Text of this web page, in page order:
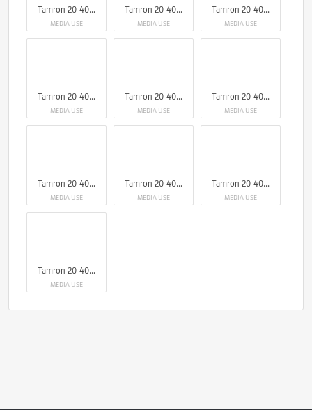
Tamron 20-40mm F/2.8 Di III VXD
MEDIA USE
Tamron 20-40mm F/2.8 Di III VXD
MEDIA USE
Tamron 20-40mm F/2.8 Di III VXD
MEDIA USE
Tamron 20-40mm F/2.8 Di III VXD
MEDIA USE
Tamron 20-40mm F/2.8 Di III VXD
MEDIA USE
Tamron 20-40mm F/2.8 Di III VXD
MEDIA USE
Tamron 20-40mm F/2.8 Di III VXD
MEDIA USE
Tamron 20-40mm F/2.8 Di III VXD
MEDIA USE
Tamron 20-40mm F/2.8 Di III VXD
MEDIA USE
Tamron 20-40mm F/2.8 Di III VXD
MEDIA USE